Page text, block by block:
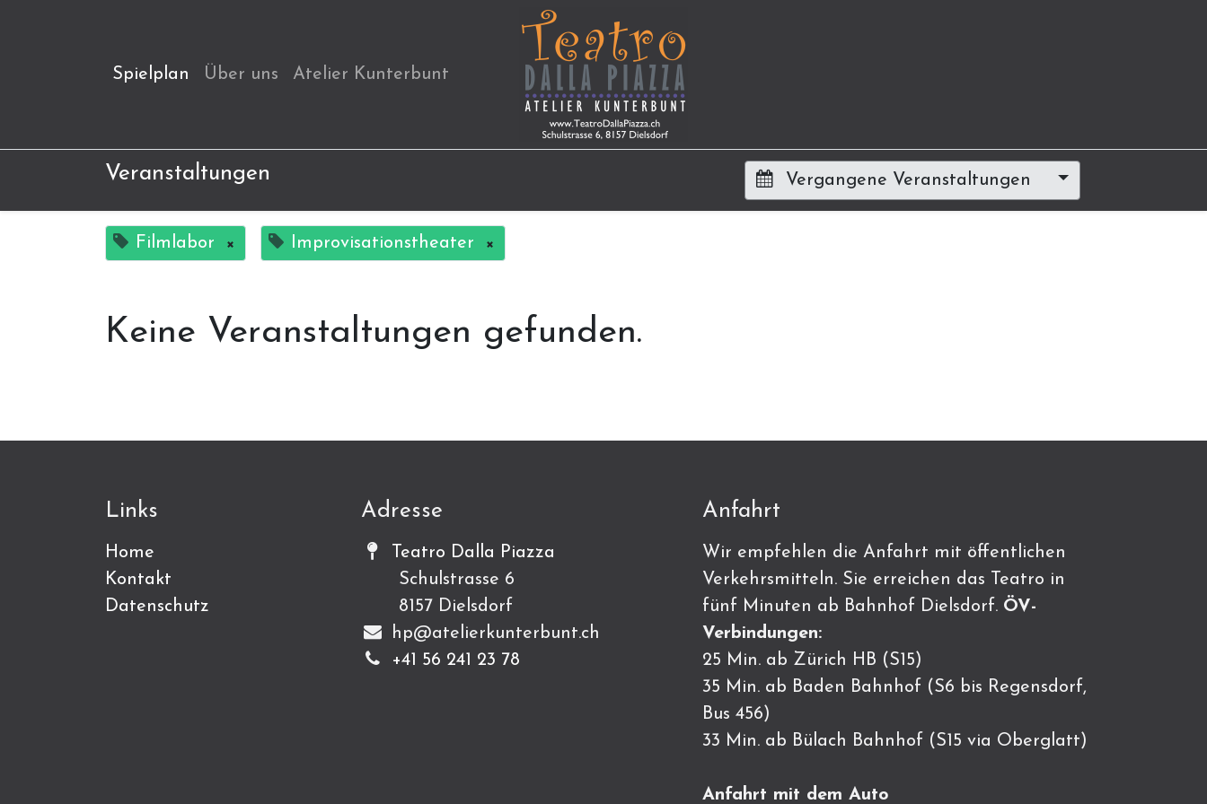
Spielplan Über uns Atelier Kunterbunt
Veranstaltungen Vergangene Veranstaltungen
Filmlabor × Improvisationstheater ×
Keine Veranstaltungen gefunden.
Links
Home
Kontakt
Datenschutz
Adresse
Teatro Dalla Piazza
Schulstrasse 6
8157 Dielsdorf
hp@atelierkunterbunt.ch
+41 56 241 23 78
Anfahrt
Wir empfehlen die Anfahrt mit öffentlichen
Verkehrsmitteln. Sie erreichen das Teatro in
fünf Minuten ab Bahnhof Dielsdorf. ÖV-
Verbindungen:
25 Min. ab Zürich HB (S15)
35 Min. ab Baden Bahnhof (S6 bis Regensdorf,
Bus 456)
33 Min. ab Bülach Bahnhof (S15 via Oberglatt)
Anfahrt mit dem Auto